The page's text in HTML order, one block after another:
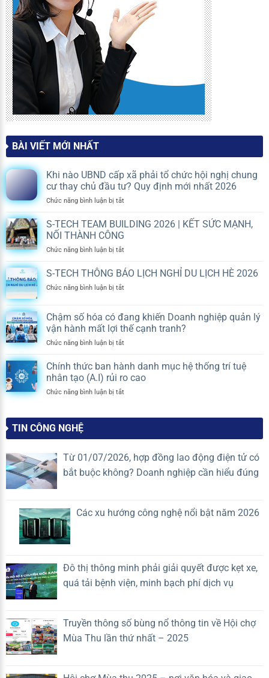
BÀI VIẾT MỚI NHẤT
Khi nào UBND cấp xã phải tổ chức hội nghị chung
cư thay chủ đầu tư? Quy định mới nhất 2026
Chức năng bình luận bị tắtở
nào
xã
tổ
hội
cư
thay
chủ
tư?
định
mới
S-TECH TEAM BUILDING 2026 | KẾT SỨC MẠNH,
NỐI THÀNH CÔNG
Chức năng bình luận bị tắtở
TECH
BUILDING
KẾT
SỨC
MẠNH,
THÀNH
CÔNG
S-TECH THÔNG BÁO LỊCH NGHỈ DU LỊCH HÈ 2026
Chức năng bình luận bị tắtở
THÔNG
BÁO
LỊCH
HÈ
Chậm số hóa có đang khiến Doanh nghiệp quản lý
vận hành mất lợi thế cạnh tranh?
Chức năng bình luận bị tắtở
số
có
đang
vận
hành
mất
tranh?
Chính thức ban hành danh mục hệ thống trí tuệ
nhân tạo (A.I) rủi ro cao
Chức năng bình luận bị tắtở
mục
hệ
thống
tạo
TIN CÔNG NGHỆ
Từ 01/07/2026, hợp đồng lao động điện tử có
bắt buộc không? Doanh nghiệp cần hiểu đúng
Các xu hướng công nghệ nổi bật năm 2026
Đô thị thông minh phải giải quyết được kẹt xe,
quá tải bệnh viện, minh bạch phí dịch vụ
Truyền thông số bùng nổ thông tin về Hội chợ
Mùa Thu lần thứ nhất – 2025